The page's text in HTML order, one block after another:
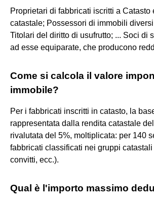
Proprietari di fabbricati iscritti a Catasto
catastale; Possessori di immobili
Titolari del diritto di usufrutto; ... Soci di
ad esse equiparate, che producono
Come si calcola il valore
immobile?
Per i fabbricati inscritti in catasto, la
rappresentata dalla rendita catastale
rivalutata del 5%, moltiplicata: per 140
fabbricati classificati nei gruppi
convitti, ecc.).
Qual è l'importo massimo